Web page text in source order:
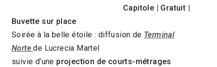
Capitole | Gratuit |
Buvette sur place
Soirée à la belle étoile : diffusion de Terminal
Nortede Lucrecia Martel
suivie d’une projection de courts-métrages